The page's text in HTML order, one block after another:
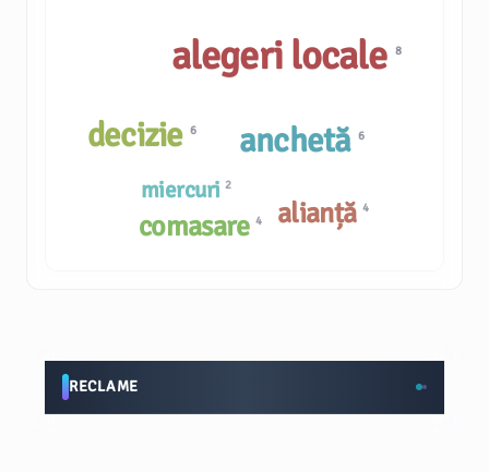
miercuri 2
alianță 4
comasare4
anchetă 6
decizie 6
alegeri locale 8
RECLAME